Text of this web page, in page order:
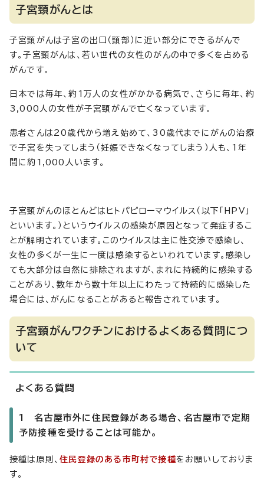
子宮頸がんとは
子宮頸がんは子宮の出口（頸部）に近い部分にできるがんで
す。子宮頸がんは、若い世代の女性のがんの中で多くを占める
がんです。
日本では毎年、約1万人の女性がかかる病気で、さらに毎年、約
3,000人の女性が子宮頸がんで亡くなっています。
患者さんは20歳代から増え始めて、30歳代までにがんの治療
で子宮を失ってしまう（妊娠できなくなってしまう）人も、1年
間に約1,000人います。
子宮頸がんのほとんどはヒトパピローマウイルス（以下「HPV」
といいます。）というウイルスの感染が原因となって発症するこ
とが解明されています。このウイルスは主に性交渉で感染し、
女性の多くが一生に一度は感染するといわれています。感染し
ても大部分は自然に排除されますが、まれに持続的に感染する
ことがあり、数年から数十年以上にわたって持続的に感染した
場合には、がんになることがあると報告されています。
子宮頸がんワクチンにおけるよくある質問につ
いて
よくある質問
1 名古屋市外に住民登録がある場合、名古屋市で定期
予防接種を受けることは可能か。
接種は原則、住民登録のある市町村で接種をお願いしておりま
す。